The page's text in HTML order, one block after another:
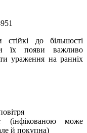
до більшості
їх появи важливо
ураження на ранніх
(інфікованою може
й покупна)